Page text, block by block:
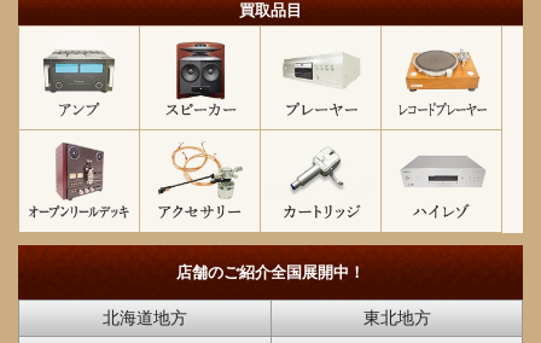
買取品目
店舗のご紹介全国展開中！
北海道地方
東北地方